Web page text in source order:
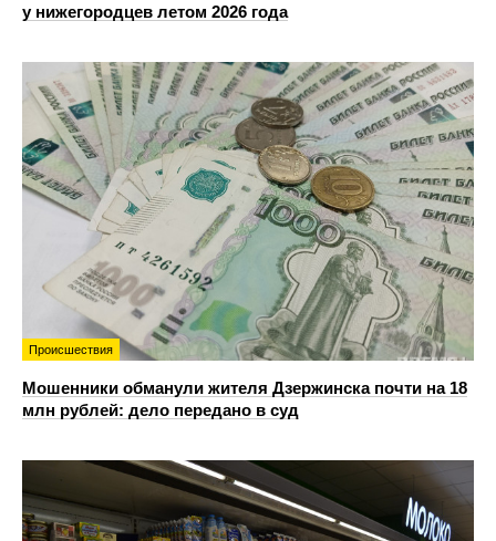
у нижегородцев летом 2026 года
Происшествия
Мошенники обманули жителя Дзержинска почти на 18
млн рублей: дело передано в суд